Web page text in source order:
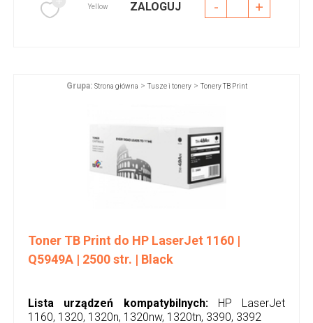
Yellow ZALOGUJ - +
Grupa: Strona główna >Tusze i tonery>Tonery TB Print
Toner TB Print do HP LaserJet 1160 |
Q5949A | 2500 str. | Black
Lista urządzeń kompatybilnych: HP LaserJet
1160, 1320, 1320n, 1320nw, 1320tn, 3390, 3392